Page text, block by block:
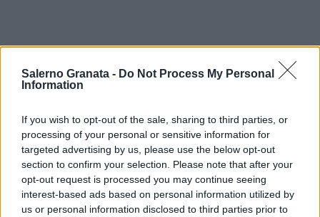
Salerno Granata - Do Not Process My Personal
Information
If you wish to opt-out of the sale, sharing to third parties, or
processing of your personal or sensitive information for
targeted advertising by us, please use the below opt-out
section to confirm your selection. Please note that after your
opt-out request is processed you may continue seeing
interest-based ads based on personal information utilized by
us or personal information disclosed to third parties prior to